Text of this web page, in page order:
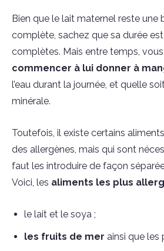
Bien que le lait maternel reste une
complète, sachez que sa durée
complètes. Mais entre temps,
commencer à lui donner à
l’eau durant la journée, et quelle
minérale.
Toutefois, il existe certains
des allergènes, mais qui sont
faut les introduire de façon
Voici, les aliments les plus
le lait et le soya ;
les fruits de mer ainsi que